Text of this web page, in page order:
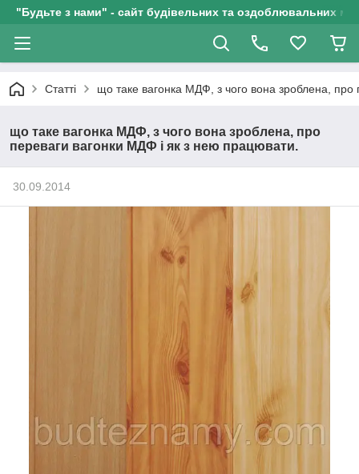
"Будьте з нами" - сайт будівельних та оздоблювальних
Статті що таке вагонка МДФ, з чого вона зроблена,
що таке вагонка МДФ, з чого вона зроблена, про
переваги вагонки МДФ і як з нею працювати.
30.09.2014